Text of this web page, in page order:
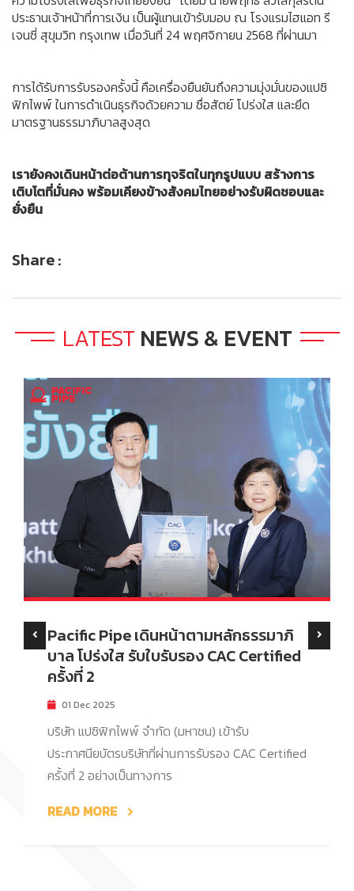
ประธานเจ้าหน้าที่การเงิน เป็นผู้แทนเข้ารับมอบ ณ โรงแรมไฮแอท รี
เจนซี่ สุขุมวิท กรุงเทพ เมื่อวันที่ 24 พฤศจิกายน 2568 ที่ผ่านมา
การได้รับการรับรองครั้งนี้ คือเครื่องยืนยันถึงความมุ่งมั่นของแปซิ
ฟิกไพพ์ ในการดำเนินธุรกิจด้วยความ ซื่อสัตย์ โปร่งใส และยึด
มาตรฐานธรรมาภิบาลสูงสุด
เรายังคงเดินหน้าต่อต้านการทุจริตในทุกรูปแบบ สร้างการ
เติบโตที่มั่นคง พร้อมเคียงข้างสังคมไทยอย่างรับผิดชอบและ
ยั่งยืน
Share :
LATEST NEWS & EVENT
Pacific Pipe เดินหน้าตามหลักธรรมาภิ
บาล โปร่งใส รับใบรับรอง CAC Certified
ครั้งที่ 2
01 Dec 2025
บริษัท แปซิฟิกไพพ์ จำกัด (มหาชน) เข้ารับ
ประกาศนียบัตรบริษัทที่ผ่านการรับรอง CAC Certified
ครั้งที่ 2 อย่างเป็นทางการ
READ MORE